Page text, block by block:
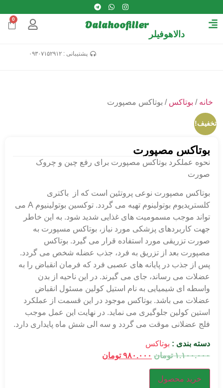
Dalahoofiller
دالاهوفیلر
0
پشتیبانی : ۰۹۳۰۷۱۵۲۹۱۲
خانه / بوتاکس / بوتاکس مصپورت
تخفیف!
بوتاکس مصپورت
نحوه عملکرد بوتاکس مصپورت برای رفع چین و چروک
صورت
بوتاکس مصپورت نوعی پروتئین است که از باكتری
كلستريديوم بوتولینوم تهیه می گردد. توکسین بوتولینیوم A می
‌تواند موجب مسموميت ‌های غذايی شدید شود. به این خاطر
جهت کاربردهای پزشکی مورد نیاز، بوتاکس مسپورت به
صورت تزریقی مورد استفاده قرار می گیرد. بوتاکس
مصپورت بعد از تزریق به فرد، جذب عضله شخص می گردد.
پس از جذب در پایانه های عصبی فرد که فرمان انقباض را به
عضلات می رساند، جای می گیرند. در این ناحیه از بدن
واسطه ای شیمیایی به نام استیل کولین مسئول انقباض
عضلات می باشد. بوتاکس موجود در این قسمت از عملکرد
استین کولین جلوگیری می نماید. در نهایت این عمل موجب
فلج عضلانی موقت می گردد و سه الی شش ماه پایداری دارد.
دسته بندی : بوتاکس
۱.۱۰۰.۰۰۰ تومان ۹۸۰.۰۰۰ تومان
خرید محصول